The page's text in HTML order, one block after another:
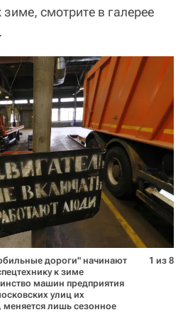
зиме, смотрите в галерее
дороги" начинают
к зиме
машин предприятия
улиц их
меняется лишь сезонное
1 из 8